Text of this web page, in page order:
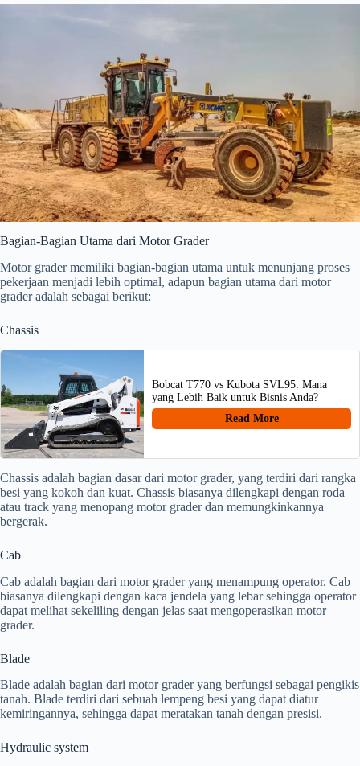
Bagian-Bagian Utama dari Motor Grader
Motor grader memiliki bagian-bagian utama untuk menunjang proses
pekerjaan menjadi lebih optimal, adapun bagian utama dari motor
grader adalah sebagai berikut:
Chassis
Bobcat T770 vs Kubota SVL95: Mana
yang Lebih Baik untuk Bisnis Anda?
Read More
Chassis adalah bagian dasar dari motor grader, yang terdiri dari rangka
besi yang kokoh dan kuat. Chassis biasanya dilengkapi dengan roda
atau track yang menopang motor grader dan memungkinkannya
bergerak.
Cab
Cab adalah bagian dari motor grader yang menampung operator. Cab
biasanya dilengkapi dengan kaca jendela yang lebar sehingga operator
dapat melihat sekeliling dengan jelas saat mengoperasikan motor
grader.
Blade
Blade adalah bagian dari motor grader yang berfungsi sebagai pengikis
tanah. Blade terdiri dari sebuah lempeng besi yang dapat diatur
kemiringannya, sehingga dapat meratakan tanah dengan presisi.
Hydraulic system